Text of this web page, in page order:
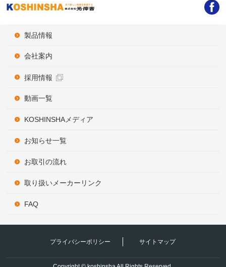
製品情報
会社案内
採用情報
動画一覧
KOSHINSHAメディア
お知らせ一覧
お取引の流れ
取り扱いメーカーリンク
FAQ
プライバシーポリシー サイトマップ